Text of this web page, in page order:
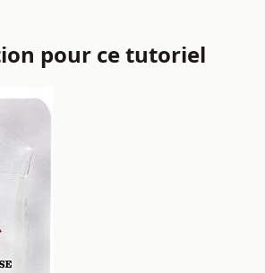
pour ce tutoriel